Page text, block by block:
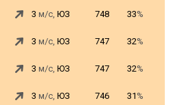
3 м/с, ЮЗ 748 33%
3 м/с, ЮЗ 747 32%
3 м/с, ЮЗ 747 32%
3 м/с, ЮЗ 746 31 %